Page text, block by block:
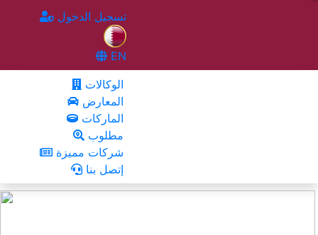
تسجيل الدخول
EN
الوكالات
المعارض
الماركات
مطلوب
شركات مميزة
إتصل بنا